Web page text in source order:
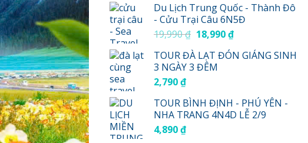
là:
31,990 ₫.
tại
là:
30,990 ₫.
Du Lịch Trung Quốc - Thành Đô
- Cửu Trại Câu 6N5Đ
19,990₫ Giá
là:
19,990 ₫.
18,990₫Giá
tại
TOUR ĐÀ LẠT ĐÓN GIÁNG SINH
3 NGÀY 3 ĐÊM
2,790₫
TOUR BÌNH ĐỊNH - PHÚ YÊN -
NHA TRANG 4N4D LỄ 2/9
4,890₫